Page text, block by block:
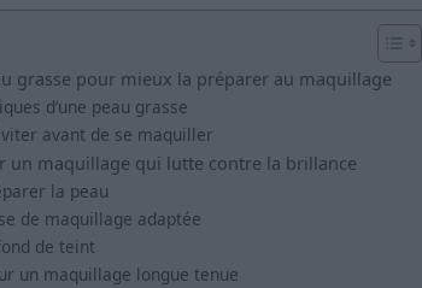
grasse pour mieux la préparer au maquillage
d’une peau grasse
avant de se maquiller
un maquillage qui lutte contre la brillance
la peau
de maquillage adaptée
de teint
un maquillage longue tenue